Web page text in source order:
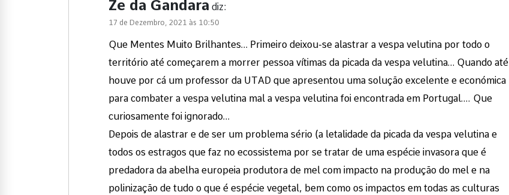
Ze da Gandara diz:
17 de Dezembro, 2021 às 10:50
Que Mentes Muito Brilhantes… Primeiro deixou-se alastrar a vespa velutina por todo o
território até começarem a morrer pessoa vítimas da picada da vespa velutina… Quando até
houve por cá um professor da UTAD que apresentou uma solução excelente e económica
para combater a vespa velutina mal a vespa velutina foi encontrada em Portugal…. Que
curiosamente foi ignorado…
Depois de alastrar e de ser um problema sério (a letalidade da picada da vespa velutina e
todos os estragos que faz no ecossistema por se tratar de uma espécie invasora que é
predadora da abelha europeia produtora de mel com impacto na produção do mel e na
polinização de tudo o que é espécie vegetal, bem como os impactos em todas as culturas